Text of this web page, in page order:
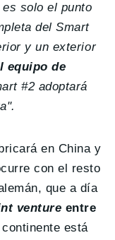
solo el punto
del Smart
y un exterior
equipo de
#2 adoptará
en China y
con el resto
que a día
venture entre
está